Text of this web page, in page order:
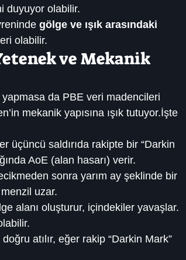
duyuyor olabilir.
gölge ve ışık arasındaki
olabilir.
ve Mekanik
da PBE veri madencileri
mekanik yapısına ışık tutuyor.İşte
üçüncü saldırıda rakipte bir “Darkin
AoE (alan hasarı) verir.
sonra yarım ay şeklinde bir
uzar.
alanı oluşturur, içindekiler yavaşlar.
atılır, eğer rakip “Darkin Mark”